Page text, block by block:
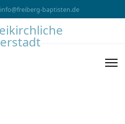
info@freiberg-baptisten.de